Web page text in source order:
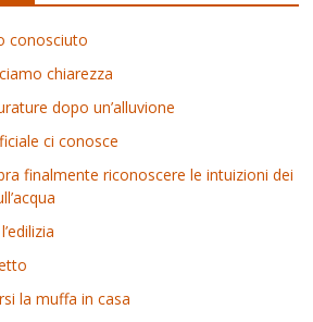
conosciuto
chiarezza
dopo un’alluvione
ci conosce
finalmente riconoscere le intuizioni dei
la muffa in casa